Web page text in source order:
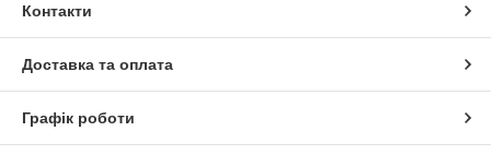
Контакти
Доставка та оплата
Графік роботи